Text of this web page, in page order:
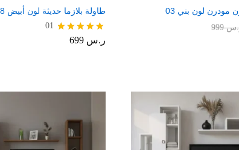
مودرن لون بني 03
999
طاولة بلازما حديثة لون أبيض 08
تم التقييم
01
ر.س